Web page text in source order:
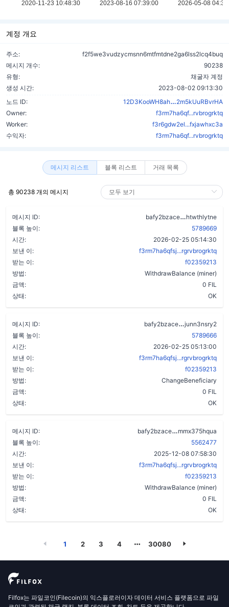
계정 개요
주소:
f2f5we3vudzycmsnn6mtfmtdne2ga6lss2lcq4buq
메시지 개수:
90238
유형:
채굴자 계정
생성 시간:
2023-08-02 09:13:30
노드 ID:
12D3KooWH8ah
2m5kUuRBvrHA
Owner:
f3rm7ha6qf...rvbrogrktq
Worker:
f3r6gdw2el...fxjawhxc3a
수익자:
f3rm7ha6qf...rvbrogrktq
메시지 리스트 블록 리스트 거래 목록
총 90238 개의 메시지
메시지 ID: bafy2bzace
htwthlytne
블록 높이:
5789669
시간:
2026-02-25 05:14:30
보낸 이:
f3rm7ha6qfsj...rgrvbrogrktq
받는 이:
f02359213
방법:
WithdrawBalance (miner)
금액:
0 FIL
상태:
OK
메시지 ID: bafy2bzace
junn3nsry2
블록 높이:
5789666
시간:
2026-02-25 05:13:00
보낸 이:
f3rm7ha6qfsj...rgrvbrogrktq
받는 이:
f02359213
방법:
ChangeBeneficiary
금액:
0 FIL
상태:
OK
메시지 ID: bafy2bzace
mmx375hqua
블록 높이:
5562477
시간:
2025-12-08 07:58:30
보낸 이:
f3rm7ha6qfsj...rgrvbrogrktq
받는 이:
f02359213
방법:
WithdrawBalance (miner)
금액:
0 FIL
상태:
OK
1 2 3 4 30080
Filfox는 파일코인(Filecoin)의 익스플로러이자 데이터 서비스 플랫폼으로 파일